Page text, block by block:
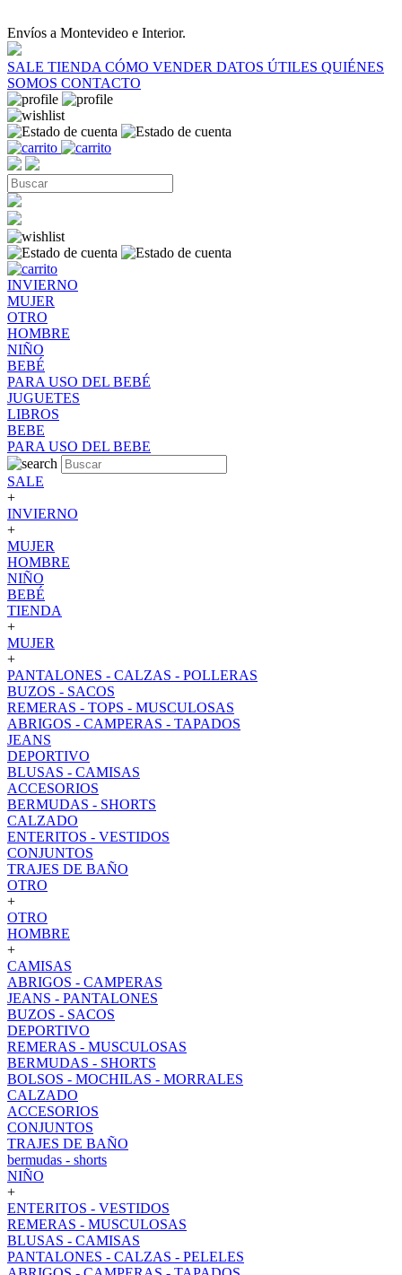
Envíos a Montevideo e Interior.
SALE TIENDA CÓMO VENDER DATOS ÚTILES QUIÉNES
SOMOS CONTACTO
INVIERNO
MUJER
OTRO
HOMBRE
NIÑO
BEBÉ
PARA USO DEL BEBÉ
JUGUETES
LIBROS
BEBE
PARA USO DEL BEBE
SALE
+
INVIERNO
+
MUJER
HOMBRE
NIÑO
BEBÉ
TIENDA
+
MUJER
+
PANTALONES - CALZAS - POLLERAS
BUZOS - SACOS
REMERAS - TOPS - MUSCULOSAS
ABRIGOS - CAMPERAS - TAPADOS
JEANS
DEPORTIVO
BLUSAS - CAMISAS
ACCESORIOS
BERMUDAS - SHORTS
CALZADO
ENTERITOS - VESTIDOS
CONJUNTOS
TRAJES DE BAÑO
OTRO
+
OTRO
HOMBRE
+
CAMISAS
ABRIGOS - CAMPERAS
JEANS - PANTALONES
BUZOS - SACOS
DEPORTIVO
REMERAS - MUSCULOSAS
BERMUDAS - SHORTS
BOLSOS - MOCHILAS - MORRALES
CALZADO
ACCESORIOS
CONJUNTOS
TRAJES DE BAÑO
bermudas - shorts
NIÑO
+
ENTERITOS - VESTIDOS
REMERAS - MUSCULOSAS
BLUSAS - CAMISAS
PANTALONES - CALZAS - PELELES